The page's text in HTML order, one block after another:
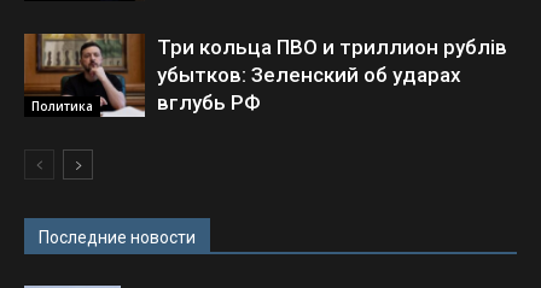
Политика
Три кольца ПВО и триллион рублів
убытков: Зеленский об ударах
вглубь РФ
Последние новости